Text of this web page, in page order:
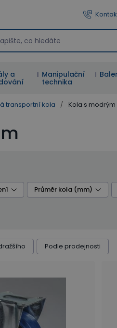
a
Manipulační
technika
transportní kola / Kola s
Průměr kola (mm)
Podle prodejnosti